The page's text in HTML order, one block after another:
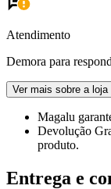
Atendimento
Demora para
Ver mais sobre a loja
Magalu
Devolução
produto.
Entrega e